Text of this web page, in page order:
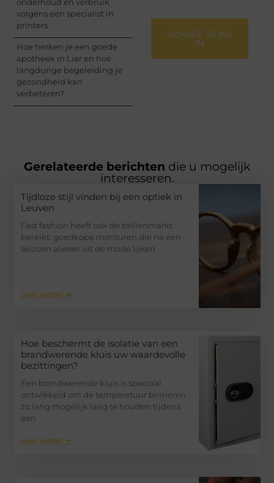
volgens een specialist in
printers
Hoe herken je een goede
apotheek in Lier en hoe
langdurige begeleiding je
gezondheid kan
verbeteren?
SCHRIJF JE NU
IN
Gerelateerde berichten die u mogelijk
interesseren.
Tijdloze stijl vinden bij een optiek in
Leuven
Fast fashion heeft ook de brillenmarkt
bereikt: goedkope monturen die na een
seizoen alweer uit de mode lijken
Lees verder ➜
Hoe beschermt de isolatie van een
brandwerende kluis uw waardevolle
bezittingen?
Een brandwerende kluis is speciaal
ontwikkeld om de temperatuur binnenin
zo lang mogelijk laag te houden tijdens
een
Lees verder ➜